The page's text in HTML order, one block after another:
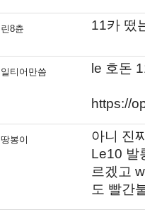
린8츈 11카 떴
일티어만씀 le 호돈
https://
땅봉이
아니 진
Le10 발
르겠고
도 빨간